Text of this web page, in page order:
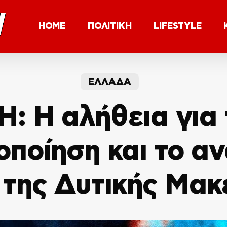
HOME ΠΟΛΙΤΙΚΗ LIFESTYLE
ΕΛΛΑΔΑ
Η αλήθεια για
και το
Δυτικής